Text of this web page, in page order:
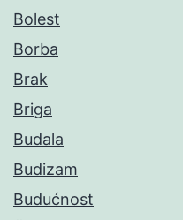
Bolest
Borba
Brak
Briga
Budala
Budizam
Budućnost